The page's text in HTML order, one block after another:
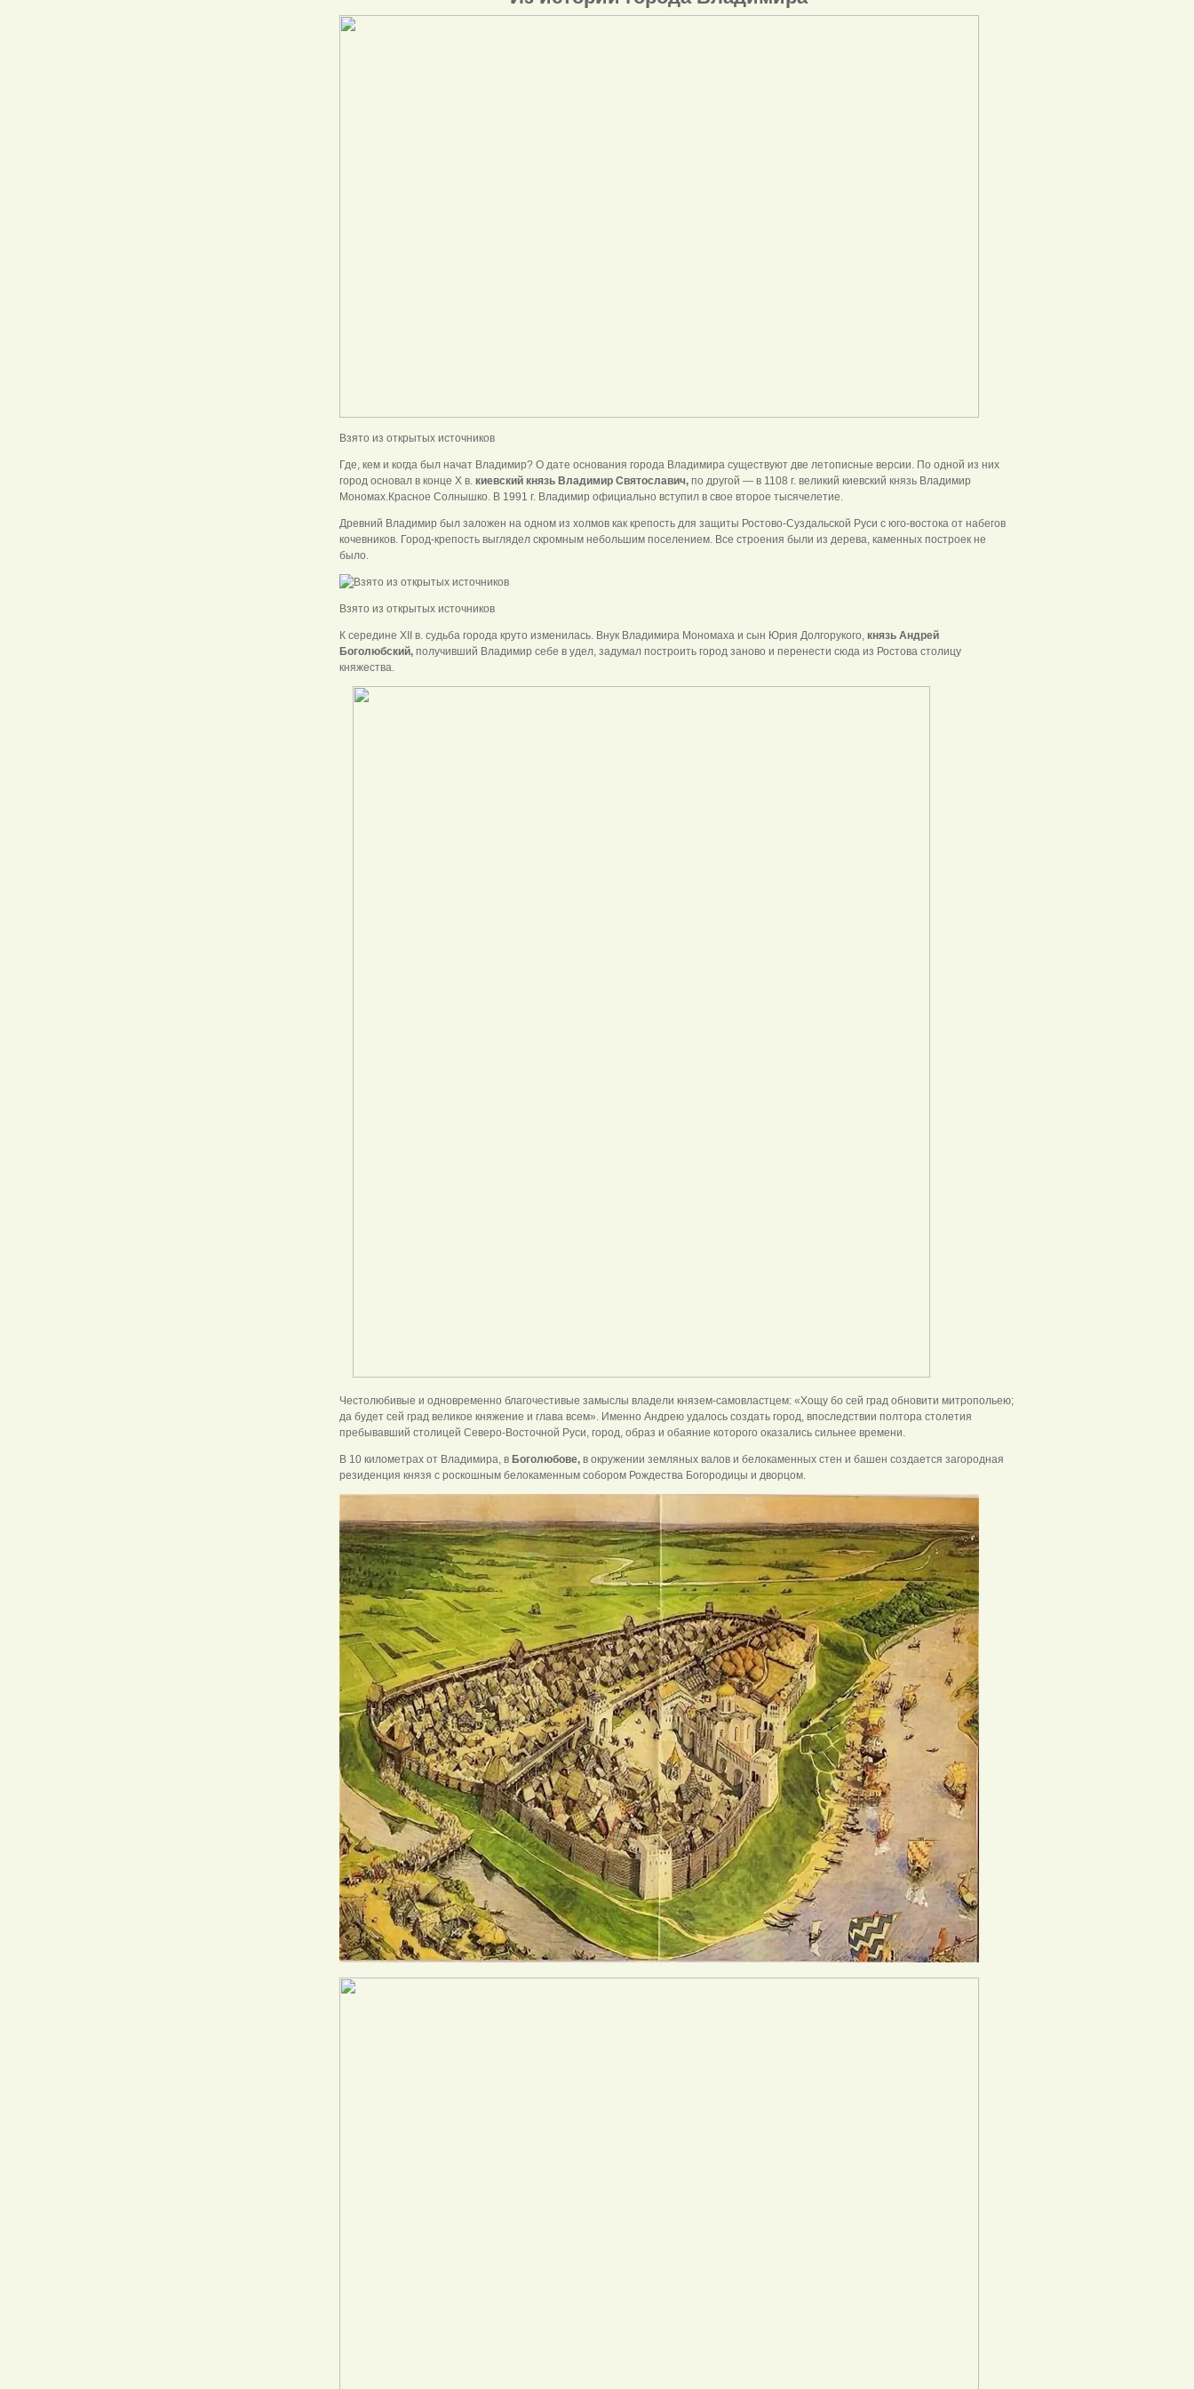
Взято из открытых источников
Где, кем и когда был начат Владимир? О дате основания города Владимира существуют две летописные версии. По одной из них
город основал в конце X в. киевский князь Владимир Святославич, по другой — в 1108 г. великий киевский князь Владимир
Мономах.Красное Солнышко. В 1991 г. Владимир официально вступил в свое второе тысячелетие.
Древний Владимир был заложен на одном из холмов как крепость для защиты Ростово-Суздальской Руси с юго-востока от набегов
кочевников. Город-крепость выглядел скромным небольшим поселением. Все строения были из дерева, каменных построек не
было.
Взято из открытых источников
К середине XII в. судьба города круто изменилась. Внук Владимира Мономаха и сын Юрия Долгорукого, князь Андрей
Боголюбский, получивший Владимир себе в удел, задумал построить город заново и перенести сюда из Ростова столицу
княжества.
Честолюбивые и одновременно благочестивые замыслы владели князем-самовластцем: «Хощу бо сей град обновити митропольею;
да будет сей град великое княжение и глава всем». Именно Андрею удалось создать город, впоследствии полтора столетия
пребывавший столицей Северо-Восточной Руси, город, образ и обаяние которого оказались сильнее времени.
В 10 километрах от Владимира, в Боголюбове, в окружении земляных валов и белокаменных стен и башен создается загородная
резиденция князя с роскошным белокаменным собором Рождества Богородицы и дворцом.